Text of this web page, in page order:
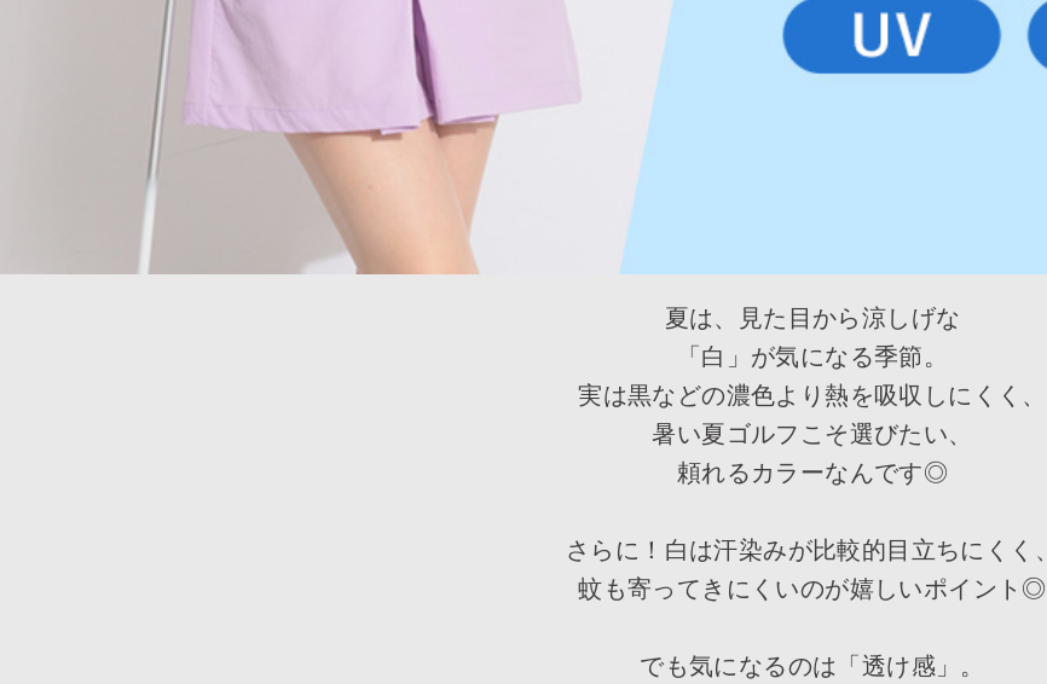
夏は、見た目から涼しげな
「白」が気になる季節。
実は黒などの濃色より熱を吸収しにくく、
暑い夏ゴルフこそ選びたい、
頼れるカラーなんです◎
さらに！白は汗染みが比較的目立ちにくく、
蚊も寄ってきにくいのが嬉しいポイント◎
でも気になるのは「透け感」。